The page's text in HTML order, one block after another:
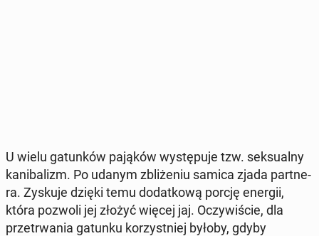
U wielu ga­tun­ków pająków wy­stę­pu­je tzw. sek­su­al­ny
ka­ni­ba­lizm. Po udanym zbli­że­niu samica zjada part­ne­
ra. Zyskuje dzięki temu do­dat­ko­wą porcję energii,
która pozwoli jej złożyć więcej jaj. Oczy­wi­ście, dla
prze­trwa­nia gatunku ko­rzyst­niej byłoby, gdyby